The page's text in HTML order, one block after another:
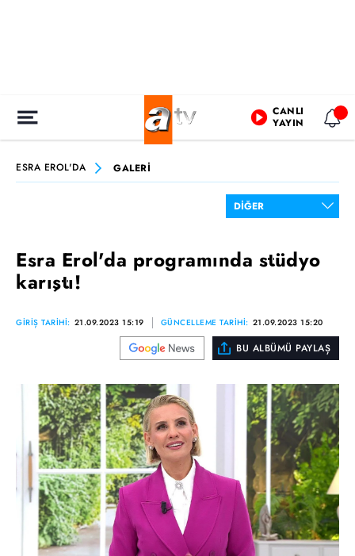
CANLI
YAYIN
ESRA EROL'DA GALERİ
Esra Erol'da programında stüdyo
karıştı!
GİRİŞ TARİHİ: 21.09.2023 15:19 GÜNCELLEME TARİHİ: 21.09.2023 15:20
BU ALBÜMÜ PAYLAŞ